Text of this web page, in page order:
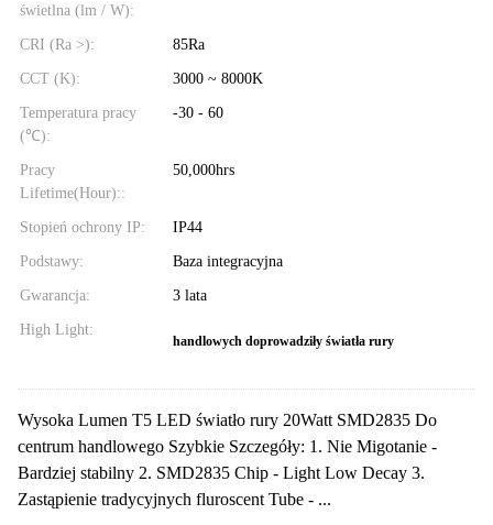
świetlna (lm / W):
CRI (Ra >): 85Ra
CCT (K): 3000 ~ 8000K
Temperatura pracy
(℃):
-30 - 60
Pracy
Lifetime(Hour)::
50,000hrs
Stopień ochrony IP: IP44
Podstawy: Baza integracyjna
Gwarancja: 3 lata
High Light:
handlowych doprowadziły światła rury
Wysoka Lumen T5 LED światło rury 20Watt SMD2835 Do
centrum handlowego Szybkie Szczegóły: 1. Nie Migotanie -
Bardziej stabilny 2. SMD2835 Chip - Light Low Decay 3.
Zastąpienie tradycyjnych fluroscent Tube - ...